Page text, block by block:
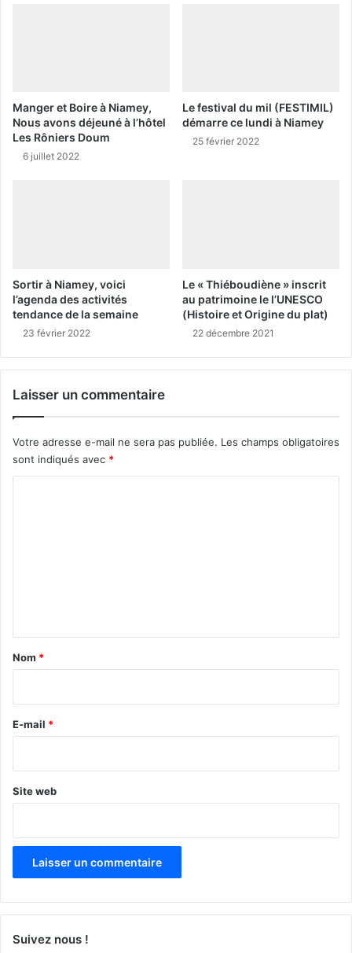
Manger et Boire à Niamey,
Nous avons déjeuné à l’hôtel
Les Rôniers Doum
6 juillet 2022
Le festival du mil (FESTIMIL)
démarre ce lundi à Niamey
25 février 2022
Sortir à Niamey, voici
l’agenda des activités
tendance de la semaine
23 février 2022
Le « Thiéboudiène » inscrit
au patrimoine le l’UNESCO
(Histoire et Origine du plat)
22 décembre 2021
Laisser un commentaire
Votre adresse e-mail ne sera pas publiée. Les champs obligatoires
sont indiqués avec *
a
e
Nom *
E-mail *
Site web
Suivez nous !